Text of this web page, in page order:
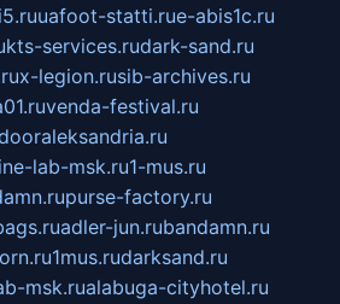
uafoot-statti.rue-abis1c.ru
kts-services.rudark-sand.ru
x-legion.rusib-archives.ru
venda-festival.ru
lab-msk.ru1-mus.ru
purse-factory.ru
adler-jun.rubandamn.ru
1mus.rudarksand.ru
msk.rualabuga-cityhotel.ru